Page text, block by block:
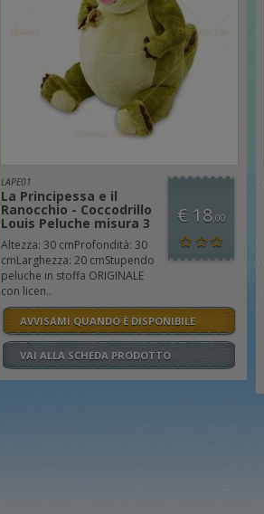
LAPE01
La Principessa e il
Ranocchio - Coccodrillo
Louis Peluche misura 3
Altezza: 30 cmProfondità: 30
cmLarghezza: 20 cmStupendo
peluche in stoffa ORIGINALE
con licen..
€ 18,00
AVVISAMI QUANDO È DISPONIBILE
VAI ALLA SCHEDA PRODOTTO